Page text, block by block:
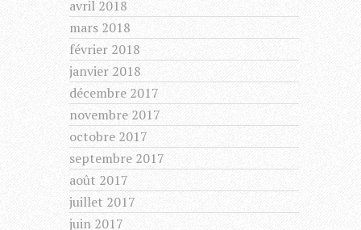
avril 2018
mars 2018
février 2018
janvier 2018
décembre 2017
novembre 2017
octobre 2017
septembre 2017
août 2017
juillet 2017
juin 2017